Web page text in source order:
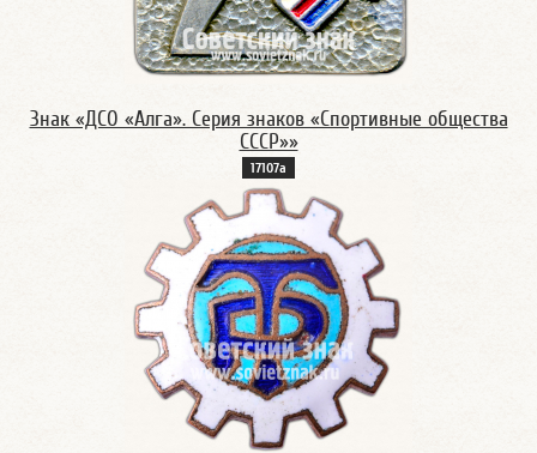
Знак «ДСО «Алга». Серия знаков «Спортивные общества
СССР»»
17107а